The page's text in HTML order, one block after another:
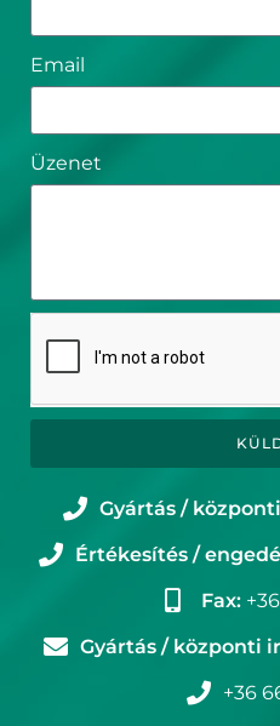
Email
Üzenet
Gyártás /
Értékesítés /
Fax:+36
Gyártás / központi
+36